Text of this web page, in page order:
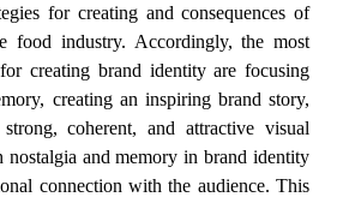
for creating and consequences of
food industry. Accordingly, the most
creating brand identity are focusing
creating an inspiring brand story,
coherent, and attractive visual
nostalgia and memory in brand identity
connection with the audience. This